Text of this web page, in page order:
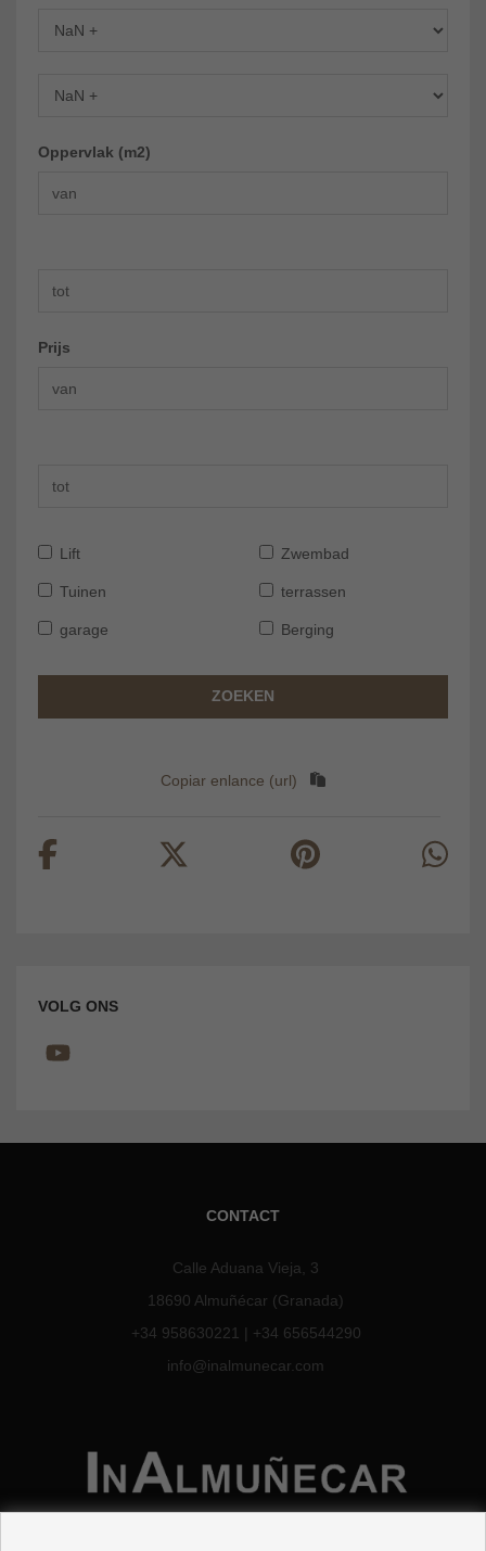
Oppervlak (m2)
Prijs
Lift Zwembad
Tuinen terrassen
garage Berging
ZOEKEN
Copiar enlance (url)
VOLG ONS
CONTACT
Calle Aduana Vieja, 3
18690 Almuñécar (Granada)
+34 958630221 | +34 656544290
info@inalmunecar.com